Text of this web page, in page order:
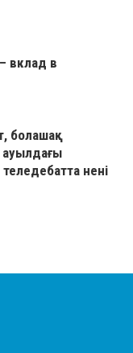
вклад в
болашақ
нені